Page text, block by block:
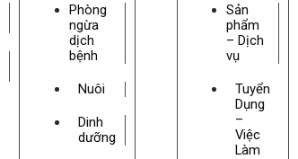
Phòng
ngừa
dịch
bệnh
Nuôi
Dinh
dưỡng
Sản
phẩm
– Dịch
vụ
Tuyển
Dụng
–
Việc
Làm